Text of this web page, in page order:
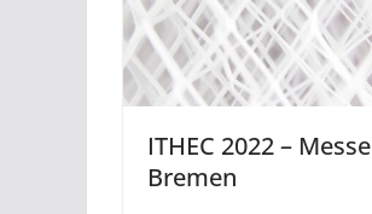
ITHEC 2022 – Messe
Bremen